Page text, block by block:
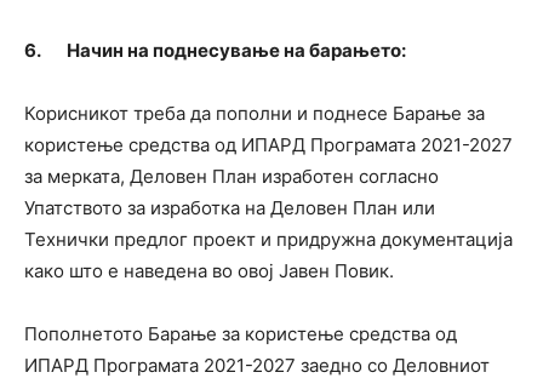
6. Начин на поднесување на барањето:
Корисникот треба да пополни и поднесе Барање за
користење средства од ИПАРД Програмата 2021-2027
за мерката, Деловен План изработен согласно
Упатството за изработка на Деловен План или
Технички предлог проект и придружна документација
како што е наведена во овој Јавен Повик.
Пополнетото Барање за користење средства од
ИПАРД Програмата 2021-2027 заедно со Деловниот